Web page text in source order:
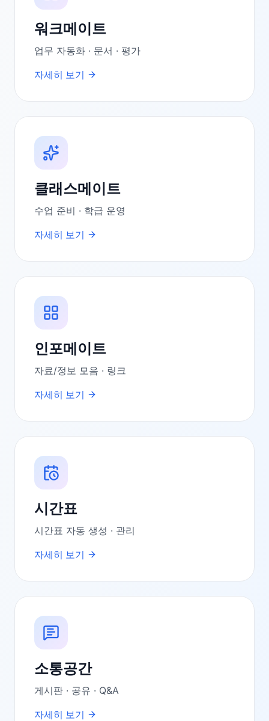
워크메이트
업무 자동화 · 문서 · 평가
자세히 보기
클래스메이트
수업 준비 · 학급 운영
자세히 보기
인포메이트
자료/정보 모음 · 링크
자세히 보기
시간표
시간표 자동 생성 · 관리
자세히 보기
소통공간
게시판 · 공유 · Q&A
자세히 보기